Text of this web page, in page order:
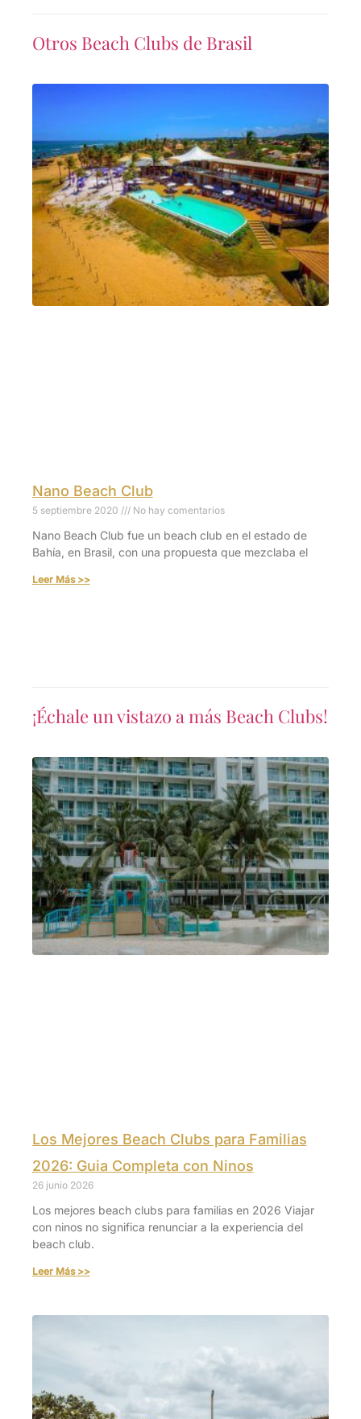
Otros Beach Clubs de Brasil
Nano Beach Club
5 septiembre 2020 No hay comentarios
Nano Beach Club fue un beach club en el estado de
Bahía, en Brasil, con una propuesta que mezclaba el
Leer Más >>
¡Échale un vistazo a más Beach Clubs!
Los Mejores Beach Clubs para Familias
2026: Guia Completa con Ninos
26 junio 2026
Los mejores beach clubs para familias en 2026 Viajar
con ninos no significa renunciar a la experiencia del
beach club.
Leer Más >>